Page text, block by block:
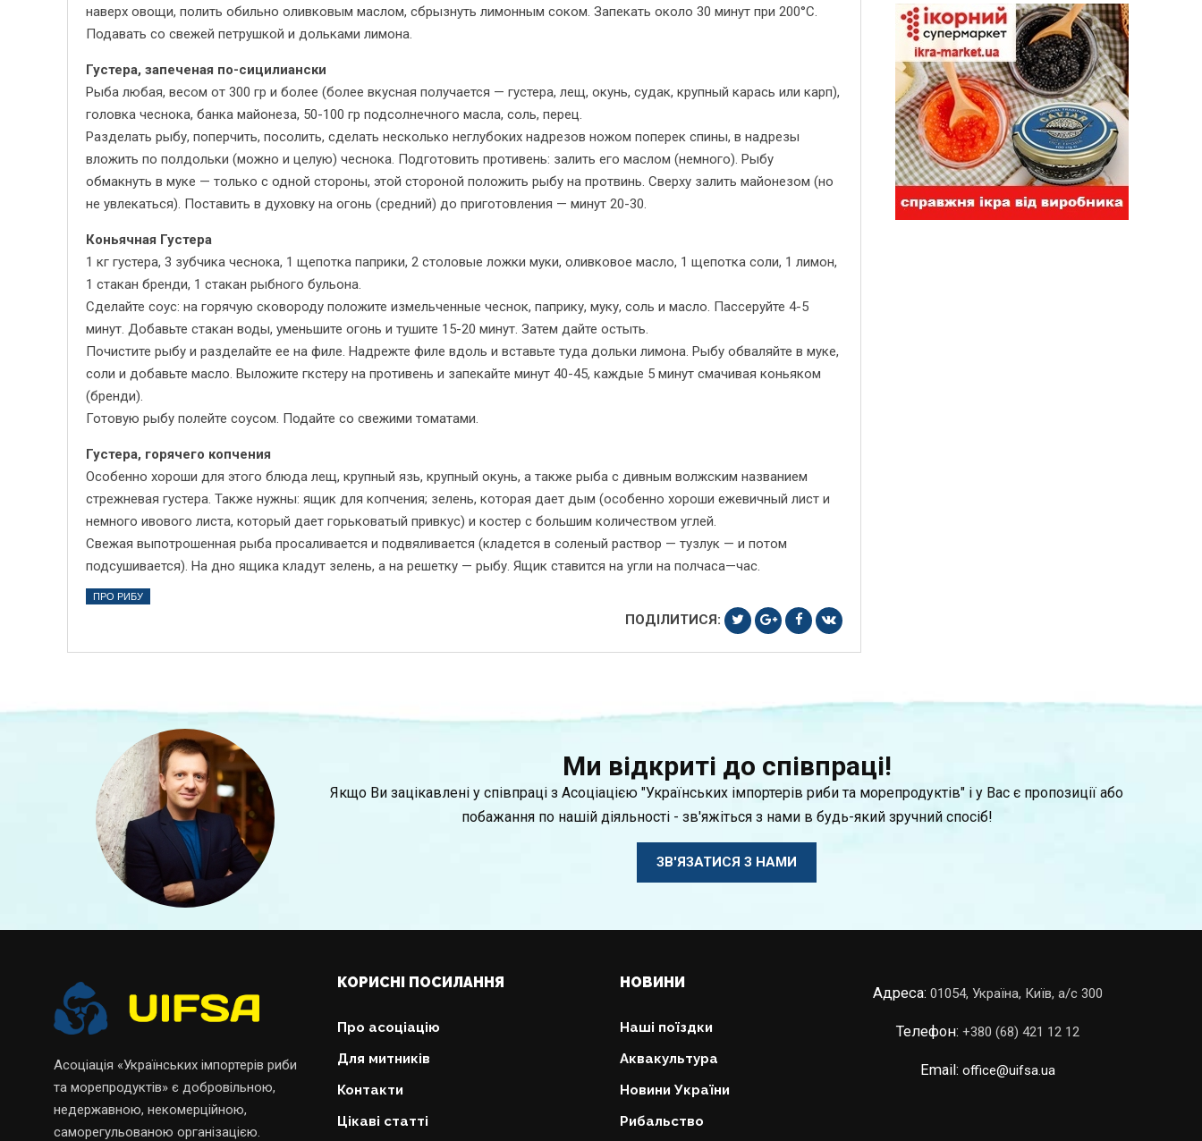
наверх овощи, полить обильно оливковым маслом, сбрызнуть лимонным соком. Запекать около 30 минут при 200°C.
Подавать со свежей петрушкой и дольками лимона.
Густера, запеченая по-сицилиански
Рыба любая, весом от 300 гр и более (более вкусная получается — густера, лещ, окунь, судак, крупный карась или карп),
головка чеснока, банка майонеза, 50-100 гр подсолнечного масла, соль, перец.
Разделать рыбу, поперчить, посолить, сделать несколько неглубоких надрезов ножом поперек спины, в надрезы
вложить по полдольки (можно и целую) чеснока. Подготовить противень: залить его маслом (немного). Рыбу
обмакнуть в муке — только с одной стороны, этой стороной положить рыбу на протвинь. Сверху залить майонезом (но
не увлекаться). Поставить в духовку на огонь (средний) до приготовления — минут 20-30.
Коньячная Густера
1 кг густера, 3 зубчика чеснока, 1 щепотка паприки, 2 столовые ложки муки, оливковое масло, 1 щепотка соли, 1 лимон,
1 стакан бренди, 1 стакан рыбного бульона.
Сделайте соус: на горячую сковороду положите измельченные чеснок, паприку, муку, соль и масло. Пассеруйте 4-5
минут. Добавьте стакан воды, уменьшите огонь и тушите 15-20 минут. Затем дайте остыть.
Почистите рыбу и разделайте ее на филе. Надрежте филе вдоль и вставьте туда дольки лимона. Рыбу обваляйте в муке,
соли и добавьте масло. Выложите гкстеру на противень и запекайте минут 40-45, каждые 5 минут смачивая коньяком
(бренди).
Готовую рыбу полейте соусом. Подайте со свежими томатами.
Густера, горячего копчения
Особенно хороши для этого блюда лещ, крупный язь, крупный окунь, а также рыба с дивным волжским названием
стрежневая густера. Также нужны: ящик для копчения; зелень, которая дает дым (особенно хороши ежевичный лист и
немного ивового листа, который дает горьковатый привкус) и костер с большим количеством углей.
Свежая выпотрошенная рыба просаливается и подвяливается (кладется в соленый раствор — тузлук — и потом
подсушивается). На дно ящика кладут зелень, а на решетку — рыбу. Ящик ставится на угли на полчаса—час.
ПРО РИБУ
ПОДІЛИТИСЯ:
Ми відкриті до співпраці!
Якщо Ви зацікавлені у співпраці з Асоціацією "Українських імпортерів риби та морепродуктів" і у Вас є пропозиції або
побажання по нашій діяльності - зв'яжіться з нами в будь-який зручний спосіб!
ЗВ'ЯЗАТИСЯ З НАМИ
Асоціація «Українських імпортерів риби
та морепродуктів» є добровільною,
недержавною, некомерційною,
саморегульованою організацією.
КОРИСНІ ПОСИЛАННЯ
Про асоціацію
Для митників
Контакти
Цікаві статті
НОВИНИ
Наші поїздки
Аквакультура
Новини України
Рибальство
Адреса: 01054, Україна, Київ, а/с 300
Телефон: +380 (68) 421 12 12
Email: office@uifsa.ua